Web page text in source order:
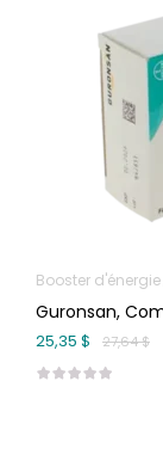
Booster d'énergie
Guronsan,
27,64 $
25,35 $